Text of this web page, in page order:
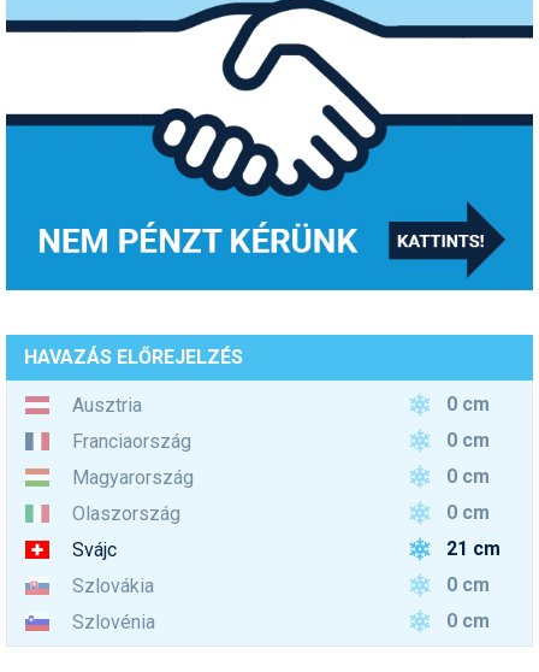
HAVAZÁS ELŐREJELZÉS
Ausztria
0 cm
Franciaország
0 cm
Magyarország
0 cm
Olaszország
0 cm
Svájc
21 cm
Szlovákia
0 cm
Szlovénia
0 cm